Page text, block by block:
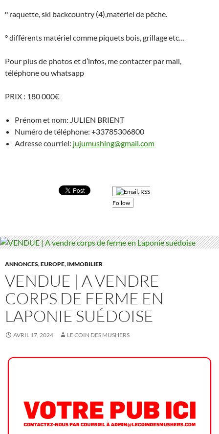
° raquette, ski backcountry (4),matériel de pêche.
° différents matériel comme piquets bois, grillage etc…
Pour plus de photos et d’infos, me contacter par mail,
téléphone ou whatsapp
PRIX : 180 000€
Prénom et nom: JULIEN BRIENT
Numéro de téléphone: +33785306800
Adresse courriel: jujumushing@gmail.com
Follow
ANNONCES,EUROPE, IMMOBILIER
VENDUE | A VENDRE
CORPS DE FERME EN
LAPONIE SUÉDOISE
AVRIL 17, 2024 LE COIN DES MUSHERS